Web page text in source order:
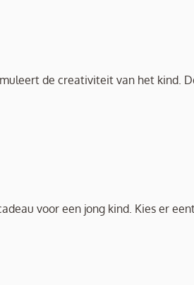
de creativiteit van het kind.
voor een jong kind. Kies er